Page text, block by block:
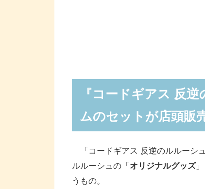
『コードギアス 反
ムのセットが店頭販
「コードギアス 反逆のルルーシ
ルルーシュの「 オリジナルグッズ
うもの。